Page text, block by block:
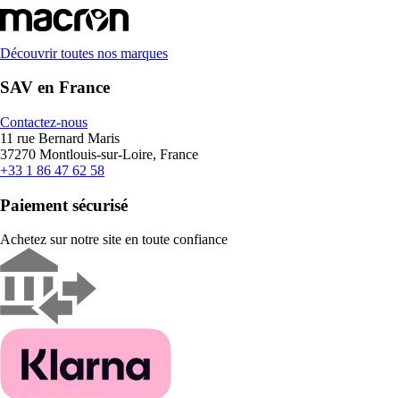
Découvrir toutes nos marques
SAV en France
Contactez-nous
11 rue Bernard Maris
37270 Montlouis-sur-Loire, France
+33 1 86 47 62 58
Paiement sécurisé
Achetez sur notre site en toute confiance